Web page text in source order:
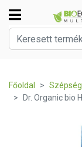
Főoldal
Dr. Organic bio